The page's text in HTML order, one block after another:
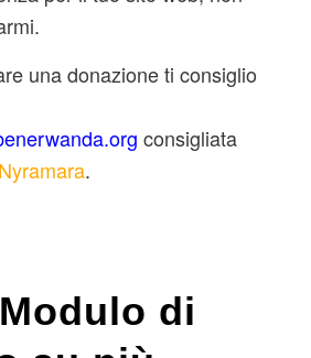
una donazione ti consiglio
consigliata
Nyramara.
di